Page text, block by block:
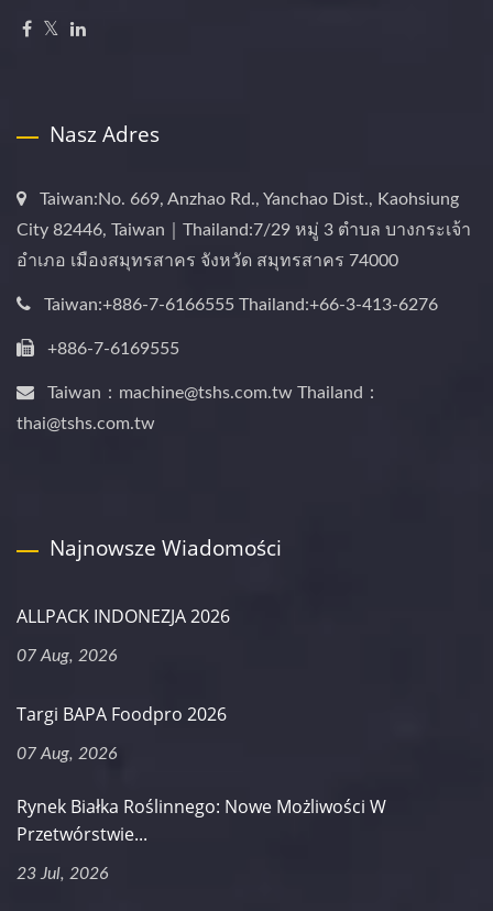
Nasz Adres
Taiwan:No. 669, Anzhao Rd., Yanchao Dist., Kaohsiung
City 82446, Taiwan｜Thailand:7/29 หมู่ 3 ตำบล บางกระเจ้า
อำเภอ เมืองสมุทรสาคร จังหวัด สมุทรสาคร 74000
Taiwan:+886-7-6166555 Thailand:+66-3-413-6276
+886-7-6169555
Taiwan：machine@tshs.com.tw Thailand：
thai@tshs.com.tw
Najnowsze Wiadomości
ALLPACK INDONEZJA 2026
07 Aug, 2026
Targi BAPA Foodpro 2026
07 Aug, 2026
Rynek Białka Roślinnego: Nowe Możliwości W
Przetwórstwie...
23 Jul, 2026